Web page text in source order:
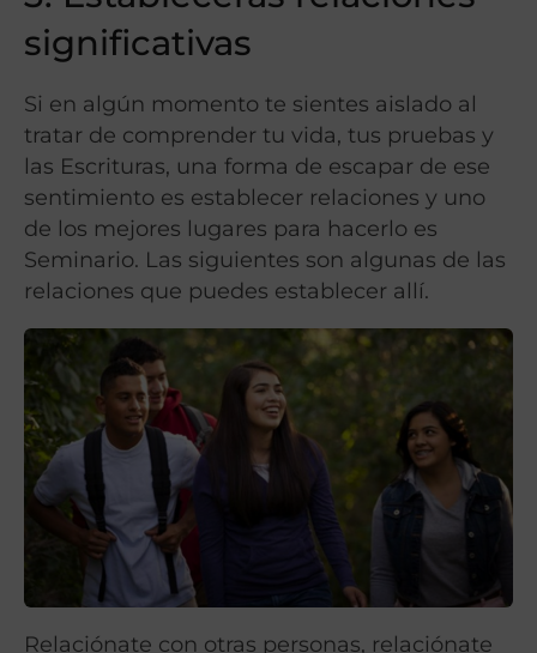
significativas
Si en algún momento te sientes aislado al
tratar de comprender tu vida, tus pruebas y
las Escrituras, una forma de escapar de ese
sentimiento es establecer relaciones y uno
de los mejores lugares para hacerlo es
Seminario. Las siguientes son algunas de las
relaciones que puedes establecer allí.
Relaciónate con otras personas, relaciónate